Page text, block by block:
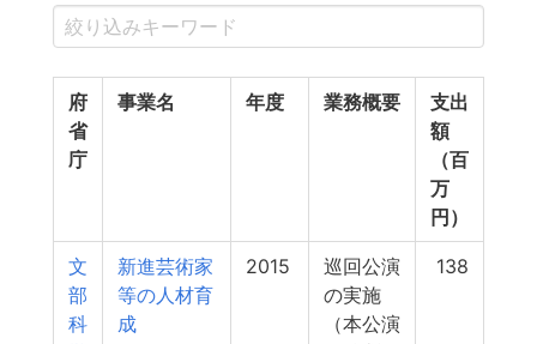
府
省
庁
事業名 年度 業務概要
支出
額
（百
万
円）
文
部
科
新進芸術家
等の人材育
成
2015
巡回公演
の実施
（本公演
138